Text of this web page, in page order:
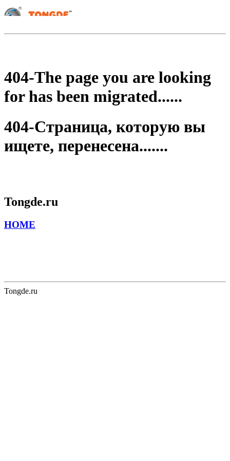
404-The page you are looking
for has been migrated......
404-Страница, которую вы
ищете, перенесена.......
Tongde.ru
HOME
Tongde.ru